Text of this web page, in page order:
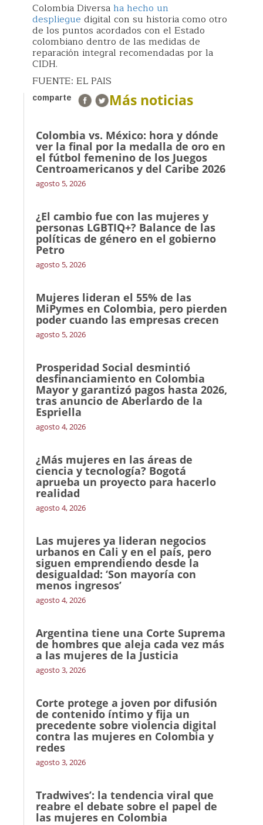
Colombia Diversaha hecho un
despliegue digital con su historia como otro
de los puntos acordados con el Estado
colombiano dentro de las medidas de
reparación integral recomendadas por la
CIDH.
FUENTE: EL PAIS
comparte Más noticias
Colombia vs. México: hora y dónde
ver la final por la medalla de oro en
el fútbol femenino de los Juegos
Centroamericanos y del Caribe 2026
agosto 5, 2026
¿El cambio fue con las mujeres y
personas LGBTIQ+? Balance de las
políticas de género en el gobierno
Petro
agosto 5, 2026
Mujeres lideran el 55% de las
MiPymes en Colombia, pero pierden
poder cuando las empresas crecen
agosto 5, 2026
Prosperidad Social desmintió
desfinanciamiento en Colombia
Mayor y garantizó pagos hasta 2026,
tras anuncio de Aberlardo de la
Espriella
agosto 4, 2026
¿Más mujeres en las áreas de
ciencia y tecnología? Bogotá
aprueba un proyecto para hacerlo
realidad
agosto 4, 2026
Las mujeres ya lideran negocios
urbanos en Cali y en el país, pero
siguen emprendiendo desde la
desigualdad: ‘Son mayoría con
menos ingresos’
agosto 4, 2026
Argentina tiene una Corte Suprema
de hombres que aleja cada vez más
a las mujeres de la Justicia
agosto 3, 2026
Corte protege a joven por difusión
de contenido íntimo y fija un
precedente sobre violencia digital
contra las mujeres en Colombia y
redes
agosto 3, 2026
Tradwives’: la tendencia viral que
reabre el debate sobre el papel de
las mujeres en Colombia